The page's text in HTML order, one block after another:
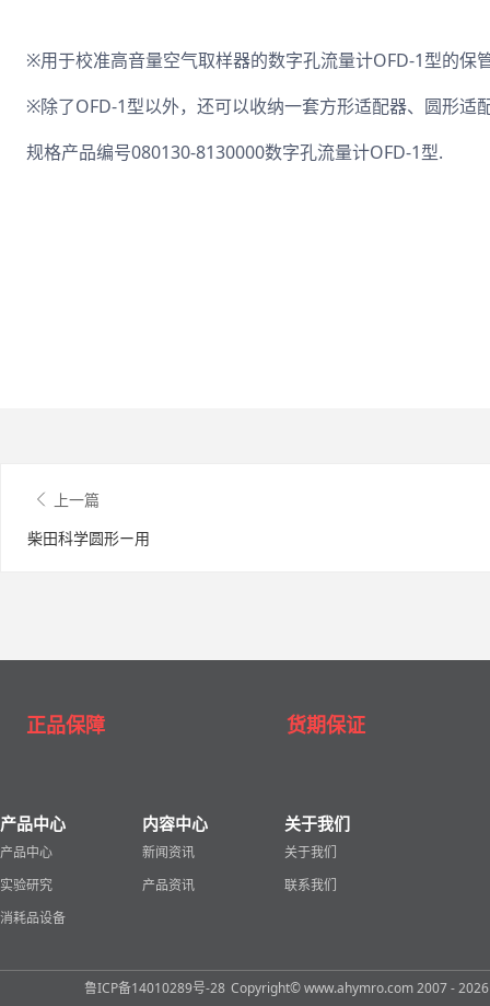
※用于校准高音量空气取样器的数字孔流量计OFD-1型的保
※除了OFD-1型以外，还可以收纳一套方形适配器、圆形适
规格产品编号080130-8130000数字孔流量计OFD-1型.
上一篇
柴田科学圆形ー用
正品保障 货期保证
产品中心
产品中心
实验研究
消耗品设备
内容中心
新闻资讯
产品资讯
关于我们
关于我们
联系我们
鲁ICP备14010289号-28 Copyright© www.ahymro.com 2007 - 2026